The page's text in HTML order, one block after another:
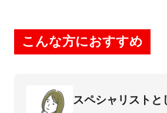
こんな方におすすめ
スペシャリストと